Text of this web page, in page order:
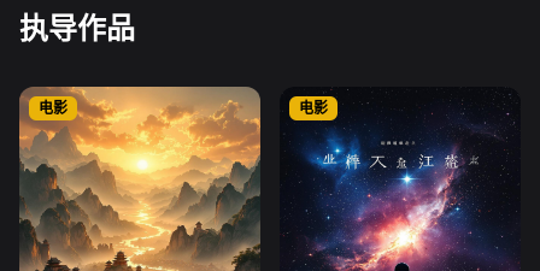
执导作品
电影 电影